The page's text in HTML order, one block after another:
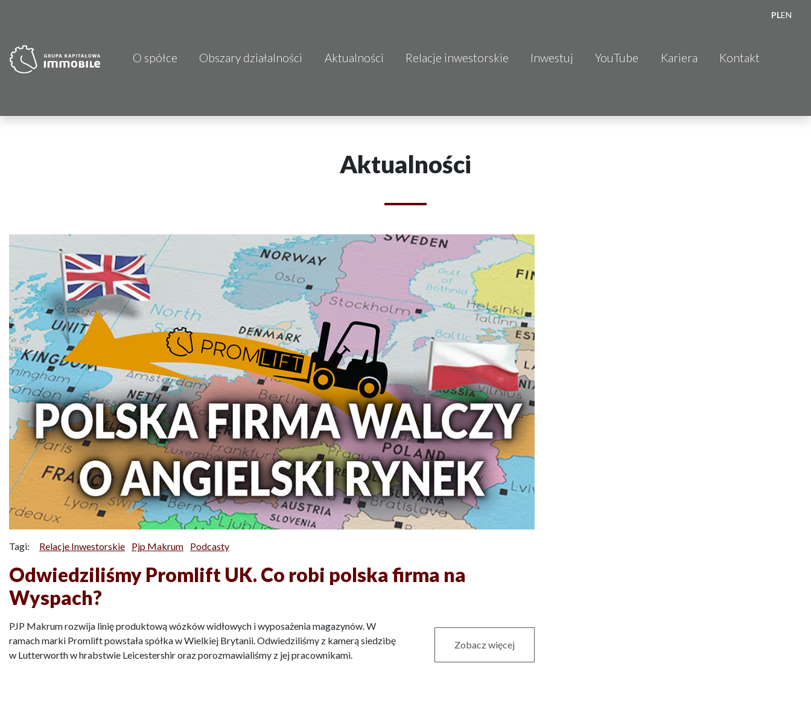
O spółce Obszary działalności
CDI KB Sp. z o.o.
Fundacja Immo
Aktualności Relacje inwestorskie Inwestuj YouTube Kariera Kontakt
PLEN
Aktualności
Tagi: Relacje Inwestorskie Pjp Makrum Podcasty
Odwiedziliśmy Promlift UK. Co robi polska firma na
Wyspach?
PJP Makrum rozwija linię produktową wózków widłowych i wyposażenia magazynów. W
ramach marki Promlift powstała spółka w Wielkiej Brytanii. Odwiedziliśmy z kamerą siedzibę
w Lutterworth w hrabstwie Leicestershir oraz porozmawialiśmy z jej pracownikami.
Zobacz więcej